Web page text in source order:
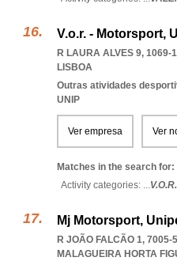
V.o.r. - Motorsport,
R LAURA ALVES 9, 1069-
LISBOA
Outras atividades
UNIP
Ver empresa Ver
Matches in the search for:
Activity categories: ...
Mj Motorsport,
R JOÃO FALCÃO 1, 7005-
MALAGUEIRA HORTA